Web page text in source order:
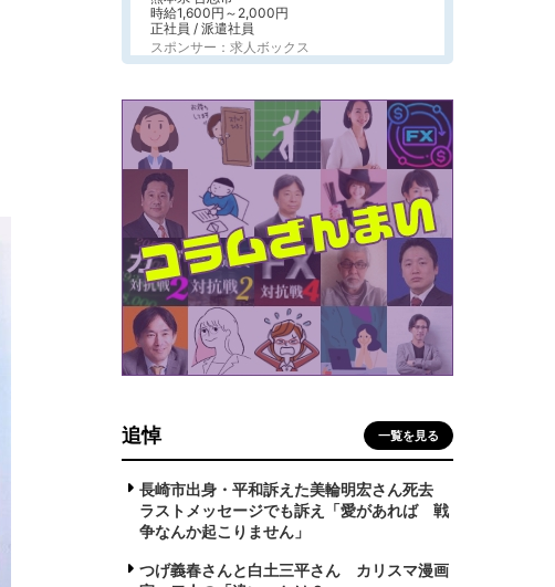
時給1,600円～2,000円
正社員 / 派遣社員
スポンサー：求人ボックス
追悼 一覧を見る
長崎市出身・平和訴えた美輪明宏さん死去
ラストメッセージでも訴え「愛があれば 戦
争なんか起こりません」
つげ義春さんと白土三平さん カリスマ漫画